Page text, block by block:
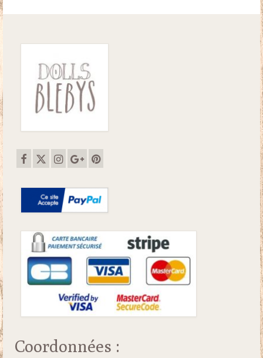
Coordonnées :